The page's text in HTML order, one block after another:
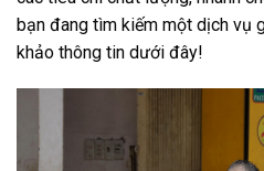
bạn đang tìm kiếm một dịch vụ
khảo thông tin dưới đây!